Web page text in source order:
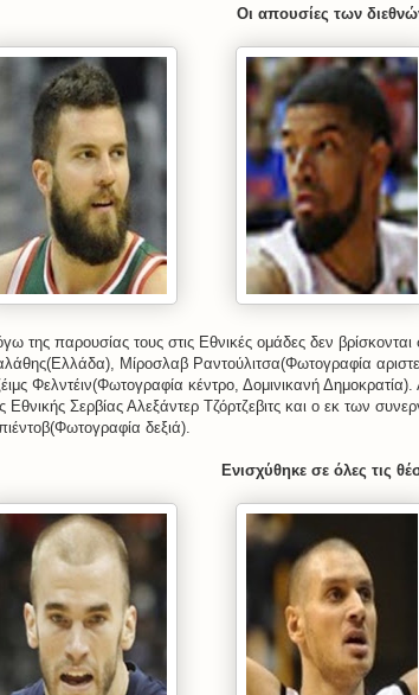
Οι απουσίες των
της παρουσίας τους στις Εθνικές ομάδες δεν
Μίροσλαβ Ραντούλιτσα(Φωτογραφία
Φελντέιν(Φωτογραφία κέντρο, Δομινικανή
Εθνικής Σερβίας Αλεξάντερ Τζόρτζεβιτς και ο εκ των
δεξιά).
Ενισχύθηκε σε όλες τις